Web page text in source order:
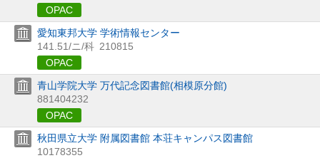
OPAC
愛知東邦大学 学術情報センター
141.51/ニ/科 210815
OPAC
青山学院大学 万代記念図書館(相模原分館)
881404232
OPAC
秋田県立大学 附属図書館 本荘キャンパス図書館
10178355